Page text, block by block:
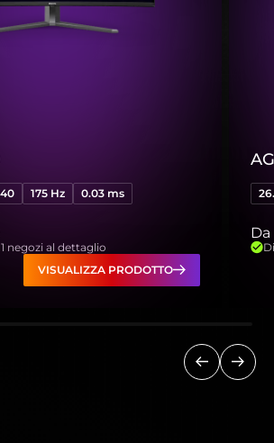
175 Hz 0.03 ms
negozi al dettaglio
VISUALIZZA PRODOTTO
Da